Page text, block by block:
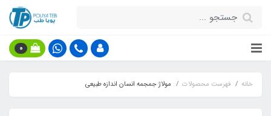
0
خانه فهرست محصولات مولاژ جمجمه انسان اندازه طبیعی